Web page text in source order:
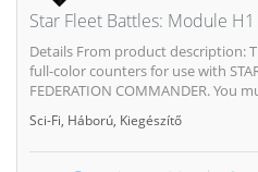
Star Fleet Battles: Module
Details From product description:
full-color counters for use with STAR
FEDERATION COMMANDER. You
Sci-Fi Háború Kiegészítő